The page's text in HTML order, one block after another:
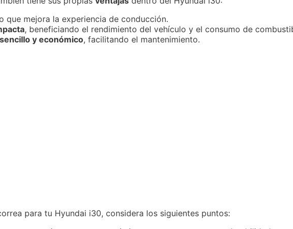
que mejora la experiencia de conducción.
, beneficiando el rendimiento del vehículo y el consumo de
sencillo y económico, facilitando el mantenimiento.
para tu Hyundai i30, considera los siguientes puntos: